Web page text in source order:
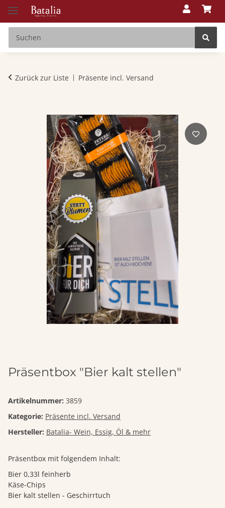
Zurück zur Liste Präsente incl. Versand
Präsentbox "Bier kalt stellen"
Artikelnummer: 3859
Kategorie: Präsente incl. Versand
Hersteller: Batalia- Wein, Essig, Öl & mehr
Präsentbox mit folgendem Inhalt:
Bier 0,33l feinherb
Käse-Chips
Bier kalt stellen - Geschirrtuch